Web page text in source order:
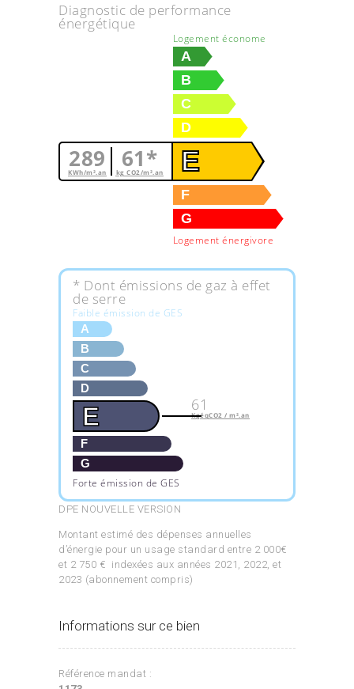
Diagnostic de performance
énergétique
289
KWh/m².an 61*
kg CO2/m².an
Logement économe
A
B
C
D
E
F
G
Logement énergivore
* Dont émissions de gaz à effet
de serre
Faible émission de GES
A
B
C
D
E
F
G
Forte émission de GES
61
KgéqCO2 / m².an
DPE NOUVELLE VERSION
Montant estimé des dépenses annuelles
d’énergie pour un usage standard entre 2 000€
et 2 750 € indexées aux années 2021, 2022, et
2023 (abonnement compris)
Informations sur ce bien
Référence mandat :